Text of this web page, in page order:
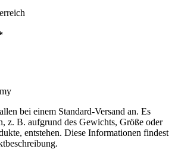
bei einem Standard-Versand an. Es
z. B. aufgrund des Gewichts, Größe oder
entstehen. Diese Informationen findest